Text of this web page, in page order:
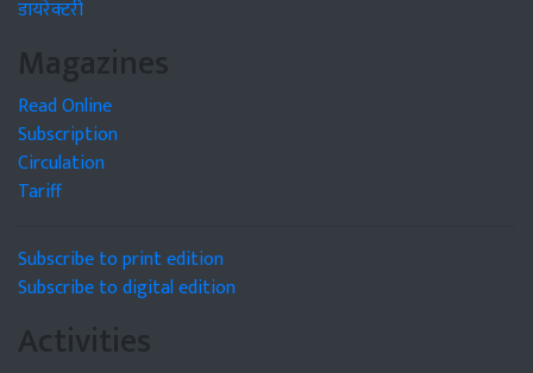
डायरेक्टरी
Magazines
Read Online
Subscription
Circulation
Tariff
Subscribe to print edition
Subscribe to digital edition
Activities